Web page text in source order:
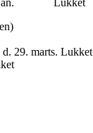
1. jan. Lukket
29. marts. Lukket